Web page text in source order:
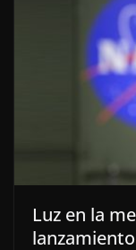
Luz en la